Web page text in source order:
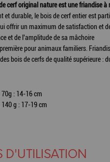
cerf original nature est une friandise
et durable, le bois de cerf entier est
offrir un maximum de satisfaction et
et de l'amplitude de sa mâchoire
pour animaux familiers.
bois de cerfs de qualité supérieure :
70g : 14-16 cm
140 g : 17-19 cm
D'UTILISATION